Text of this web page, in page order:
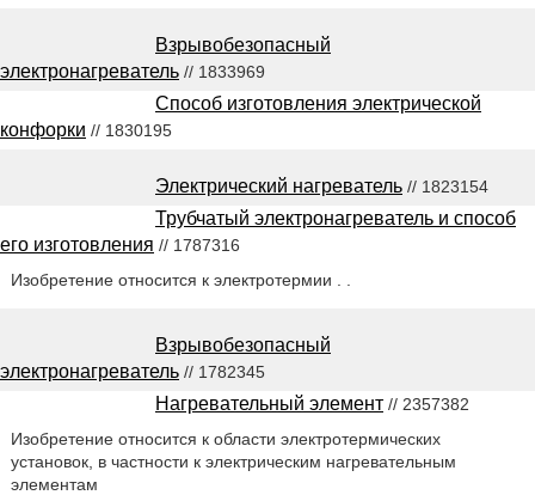
Взрывобезопасный
электронагреватель // 1833969
Способ изготовления электрической
конфорки // 1830195
Электрический нагреватель // 1823154
Трубчатый электронагреватель и способ
его изготовления // 1787316
Изобретение относится к электротермии . .
Взрывобезопасный
электронагреватель // 1782345
Нагревательный элемент // 2357382
Изобретение относится к области электротермических
установок, в частности к электрическим нагревательным
элементам